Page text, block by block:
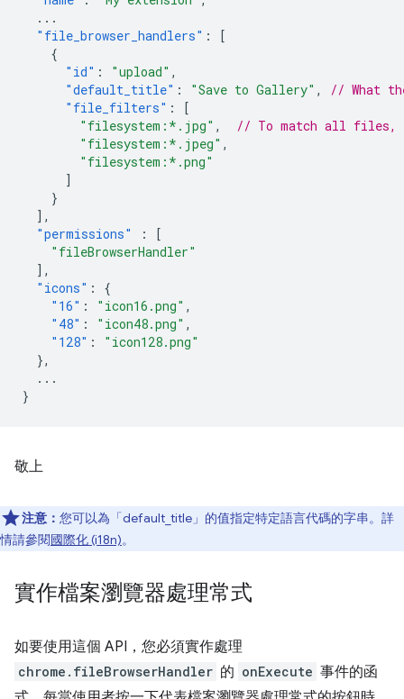
...
"file_browser_handlers" :
[
{
"id" : "upload" ,
"default_title" : "Save to Gallery" ,
// What
"file_filters" :
[
"filesystem:*.jpg" ,
// To match all files,
"filesystem:*.jpeg" ,
"filesystem:*.png"
]
}
],
"permissions"
:
[
"fileBrowserHandler"
],
"icons" :
{
"16" : "icon16.png" ,
"48" : "icon48.png" ,
"128" :
"icon128.png"
},
...
}
敬上
注意： 您可以為「default_title」的值指定特定語言代碼的字串。詳
情請參閱國際化 (i18n)。
實作檔案瀏覽器處理常式
如要使用這個 API，您必須實作處理
chrome.fileBrowserHandler 的 onExecute 事件的函